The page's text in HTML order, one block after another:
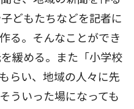
どもたちなどを記者に
る。そんなことができ
緩める。また「小学校
らい、地域の人々に先
ういった場になっても